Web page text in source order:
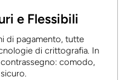
e Flessibili
di pagamento, tutte
di crittografia. In
comodo,